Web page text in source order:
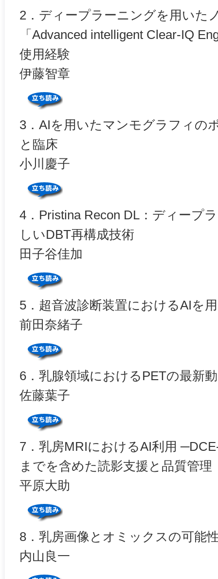
2．ディープラーニングを用いた
「Advanced intelligent Clear-IQ
使用経験
伊藤智章
3．AIを用いたマンモグラフィの
と臨床
小川慶子
4．Pristina Recon DL：ディープ
しいDBT再構成技術
田子谷佳加
5．超音波診断装置におけるAIを
前田奈緒子
6．乳腺領域におけるPETの最新
佐藤葉子
7．乳房MRIにおけるAI利用
までを含めた読影支援と品質管理
平原大助
8．乳房画像とオミックスの可能
内山良一